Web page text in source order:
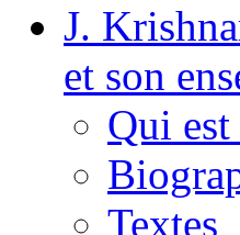
J.
et son
Qui
Textes